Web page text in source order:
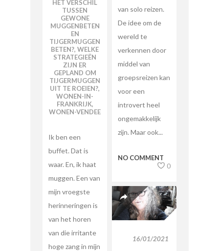
HET VERSCHIL
TUSSEN
GEWONE
MUGGENBETEN
EN
TIJGERMUGGEN
BETEN?, WELKE
STRATEGIEËN
ZIJN ER
GEPLAND OM
TIJGERMUGGEN
UIT TE ROEIEN?,
WONEN-IN-
FRANKRIJK,
WONEN-VENDEE
Ik ben een
buffet. Dat is
waar. En, ik haat
muggen. Een van
mijn vroegste
herinneringen is
van het horen
van die irritante
hoge zang in mijn
van solo reizen.
De idee om de
wereld te
verkennen door
middel van
groepsreizen kan
voor een
introvert heel
ongemakkelijk
zijn. Maar ook...
NO COMMENT
0
16/01/2021